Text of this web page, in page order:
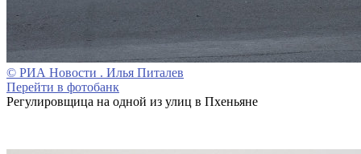
© РИА Новости . Илья Питалев
Перейти в фотобанк
Регулировщица на одной из улиц в Пхеньяне